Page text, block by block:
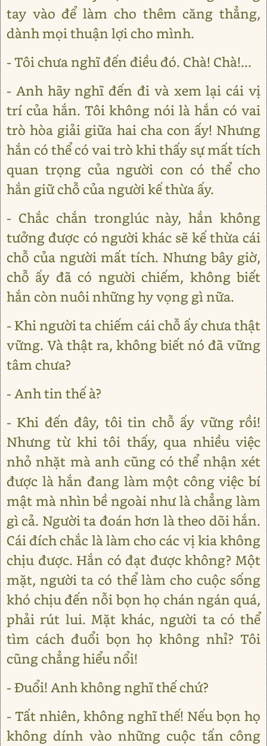
tay vào để làm cho thêm căng thẳng,
dành mọi thuận lợi cho mình.
- Tôi chưa nghĩ đến điều đó. Chà! Chà!...
- Anh hãy nghĩ đến đi và xem lại cái vị
trí của hắn. Tôi không nói là hắn có vai
trò hòa giải giữa hai cha con ấy! Nhưng
hắn có thể có vai trò khi thấy sự mất tích
quan trọng của người con có thể cho
hắn giữ chỗ của người kế thừa ấy.
- Chắc chắn tronglúc này, hắn không
tưởng được có người khác sẽ kế thừa cái
chỗ của người mất tích. Nhưng bây giờ,
chỗ ấy đã có người chiếm, không biết
hắn còn nuôi những hy vọng gì nữa.
- Khi người ta chiếm cái chỗ ấy chưa thật
vững. Và thật ra, không biết nó đã vững
tâm chưa?
- Anh tin thế à?
- Khi đến đây, tôi tin chỗ ấy vững rồi!
Nhưng từ khi tôi thấy, qua nhiều việc
nhỏ nhặt mà anh cũng có thể nhận xét
được là hắn đang làm một công việc bí
mật mà nhìn bề ngoài như là chẳng làm
gì cả. Người ta đoán hơn là theo dõi hắn.
Cái đích chắc là làm cho các vị kia không
chịu được. Hắn có đạt được không? Một
mặt, người ta có thể làm cho cuộc sống
khó chịu đến nỗi bọn họ chán ngán quá,
phải rút lui. Mặt khác, người ta có thể
tìm cách đuổi bọn họ không nhỉ? Tôi
cũng chẳng hiểu nổi!
- Đuổi! Anh không nghĩ thế chứ?
- Tất nhiên, không nghĩ thế! Nếu bọn họ
không dính vào những cuộc tấn công